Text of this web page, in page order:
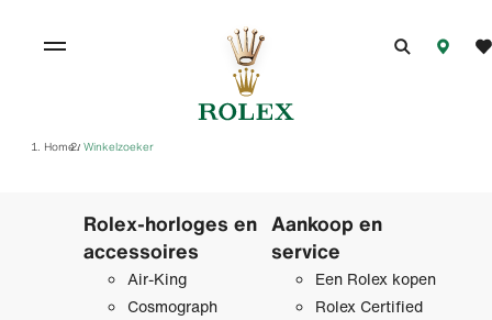
Home/ Winkelzoeker
Rolex-horloges en
accessoires
Air-King
Cosmograph
Aankoop en
service
Een Rolex kopen
Rolex Certified